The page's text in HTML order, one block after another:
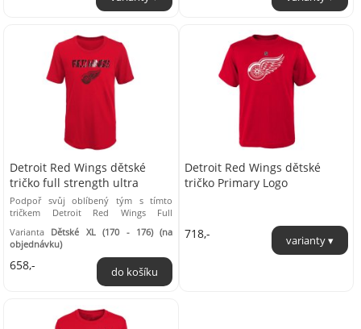
Detroit Red Wings dětské
tričko full strength ultra
Podpoř svůj oblíbený tým s tímto
tričkem Detroit Red Wings Full
měkkého materiálu ...
Varianta Dětské XL (170 - 176) (na
objednávku)
658,-
Detroit Red Wings dětské
tričko Primary Logo
718,-